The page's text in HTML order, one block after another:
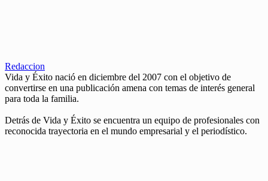
Redaccion
Vida y Éxito nació en diciembre del 2007 con el objetivo de
convertirse en una publicación amena con temas de interés general
para toda la familia.
Detrás de Vida y Éxito se encuentra un equipo de profesionales con
reconocida trayectoria en el mundo empresarial y el periodístico.